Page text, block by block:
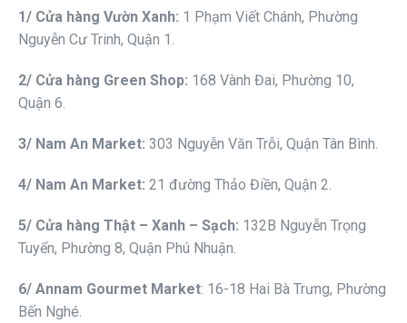
1/ Cửa hàng Vườn Xanh: 1 Phạm Viết Chánh, Phường
Nguyễn Cư Trinh, Quận 1.
2/ Cửa hàng Green Shop: 168 Vành Đai, Phường 10,
Quận 6.
3/ Nam An Market: 303 Nguyễn Văn Trỗi, Quận Tân Bình.
4/ Nam An Market: 21 đường Thảo Điền, Quận 2.
5/ Cửa hàng Thật – Xanh – Sạch: 132B Nguyễn Trọng
Tuyển, Phường 8, Quận Phú Nhuận.
6/ Annam Gourmet Market: 16-18 Hai Bà Trưng, Phường
Bến Nghé.